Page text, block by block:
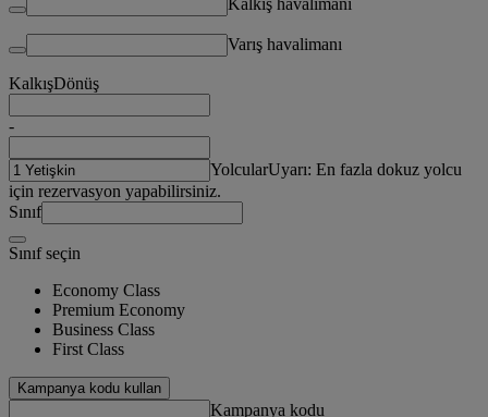
Varış havalimanı
KalkışDönüş
-
YolcularUyarı: En fazla dokuz yolcu
için rezervasyon yapabilirsiniz.
Sınıf
Sınıf seçin
Economy Class
Premium Economy
Business Class
First Class
Kampanya kodu kullan
Kampanya kodu